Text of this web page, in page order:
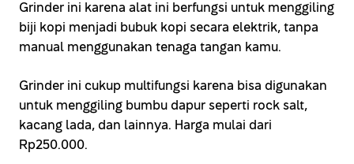
Grinder ini karena alat ini berfungsi untuk menggiling
biji kopi menjadi bubuk kopi secara elektrik, tanpa
manual menggunakan tenaga tangan kamu.
Grinder ini cukup multifungsi karena bisa digunakan
untuk menggiling bumbu dapur seperti rock salt,
kacang lada, dan lainnya. Harga mulai dari
Rp250.000.